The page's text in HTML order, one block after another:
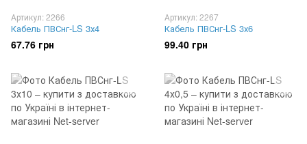
Артикул: 2266
Кабель ПВСнг-LS 3х4
67.76 грн
Артикул: 2267
Кабель ПВСнг-LS 3х6
99.40 грн